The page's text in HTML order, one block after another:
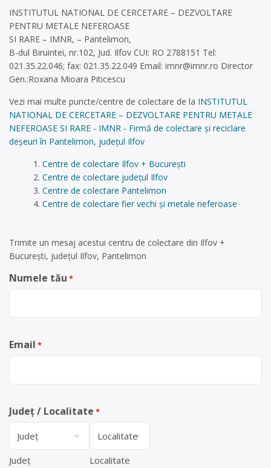
INSTITUTUL NATIONAL DE CERCETARE – DEZVOLTARE
PENTRU METALE NEFEROASE
SI RARE – IMNR, – Pantelimon,
B-dul Biruintei, nr.102, Jud. Ilfov CUI: RO 2788151 Tel:
021.35.22.046; fax: 021.35.22.049 Email: imnr@imnr.ro Director
Gen.:Roxana Mioara Piticescu
Vezi mai multe puncte/centre de colectare de la INSTITUTUL
NATIONAL DE CERCETARE – DEZVOLTARE PENTRU METALE
NEFEROASE SI RARE - IMNR - Firmă de colectare și reciclare
deșeuri în Pantelimon, județul Ilfov
Centre de colectare Ilfov + București
Centre de colectare județul Ilfov
Centre de colectare Pantelimon
Centre de colectare fier vechi și metale neferoase
Trimite un mesaj acestui centru de colectare din Ilfov +
București, județul Ilfov, Pantelimon
Numele tău *
Email *
Județ / Localitate *
Județ Localitate